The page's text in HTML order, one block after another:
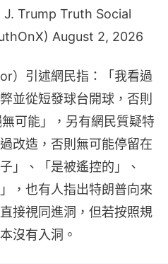
Trump Truth Social
August 2, 2026
）引述網民指：「我看過
並從短發球台開球，否則
可能」，另有網民質疑特
改造，否則無可能停留在
」、「是被遙控的」、
，也有人指出特朗普向來
接視同進洞，但若按照規
沒有入洞。